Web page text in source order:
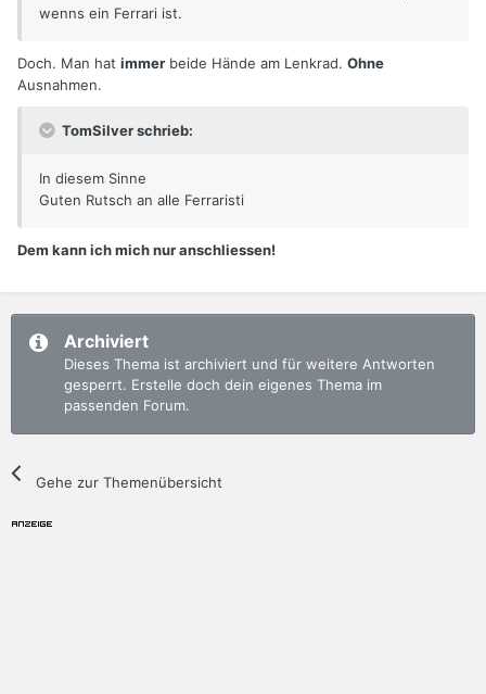
wenns ein Ferrari ist.
Doch. Man hat immer beide Hände am Lenkrad. Ohne
Ausnahmen.
TomSilver schrieb:
In diesem Sinne
Guten Rutsch an alle Ferraristi
Dem kann ich mich nur anschliessen!
Archiviert
Dieses Thema ist archiviert und für weitere Antworten
gesperrt. Erstelle doch dein eigenes Thema im
passenden Forum.
Gehe zur Themenübersicht